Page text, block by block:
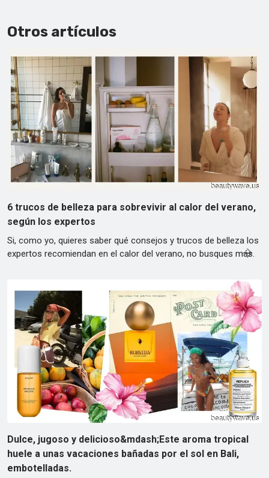
Otros artículos
6 trucos de belleza para sobrevivir al calor del verano,
según los expertos
Si, como yo, quieres saber qué consejos y trucos de belleza los
expertos recomiendan en el calor del verano, no busques más.
Dulce, jugoso y delicioso&mdash;Este aroma tropical
huele a unas vacaciones bañadas por el sol en Bali,
embotelladas.